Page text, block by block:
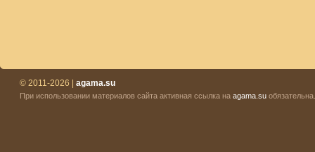
© 2011-2026 | agama.su
При использовании материалов сайта активная ссылка на agama.su обязательна.